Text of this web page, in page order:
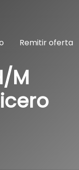
Remitir oferta
M